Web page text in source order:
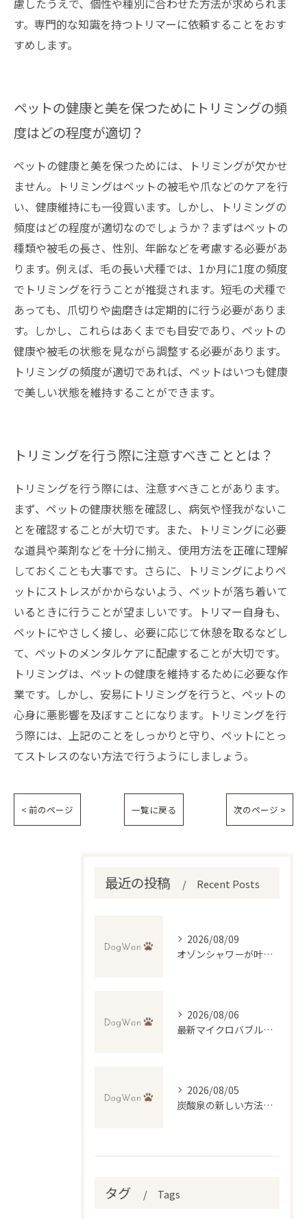
慮したうえで、個性や種別に合わせた方法が求められま
す。専門的な知識を持つトリマーに依頼することをおす
すめします。
ペットの健康と美を保つためにトリミングの頻
度はどの程度が適切？
ペットの健康と美を保つためには、トリミングが欠かせ
ません。トリミングはペットの被毛や爪などのケアを行
い、健康維持にも一役買います。しかし、トリミングの
頻度はどの程度が適切なのでしょうか？まずはペットの
種類や被毛の長さ、性別、年齢などを考慮する必要があ
ります。例えば、毛の長い犬種では、1か月に1度の頻度
でトリミングを行うことが推奨されます。短毛の犬種で
あっても、爪切りや歯磨きは定期的に行う必要がありま
す。しかし、これらはあくまでも目安であり、ペットの
健康や被毛の状態を見ながら調整する必要があります。
トリミングの頻度が適切であれば、ペットはいつも健康
で美しい状態を維持することができます。
トリミングを行う際に注意すべきこととは？
トリミングを行う際には、注意すべきことがあります。
まず、ペットの健康状態を確認し、病気や怪我がないこ
とを確認することが大切です。また、トリミングに必要
な道具や薬剤などを十分に揃え、使用方法を正確に理解
しておくことも大事です。さらに、トリミングによりペ
ットにストレスがかからないよう、ペットが落ち着いて
いるときに行うことが望ましいです。トリマー自身も、
ペットにやさしく接し、必要に応じて休憩を取るなどし
て、ペットのメンタルケアに配慮することが大切です。
トリミングは、ペットの健康を維持するために必要な作
業です。しかし、安易にトリミングを行うと、ペットの
心身に悪影響を及ぼすことになります。トリミングを行
う際には、上記のことをしっかりと守り、ペットにとっ
てストレスのない方法で行うようにしましょう。
< 前のページ 一覧に戻る 次のページ >
最近の投稿 Recent Posts
2026/08/09
オゾンシャワーが叶える犬の毛穴ケアと消臭効果
2026/08/06
最新マイクロバブル技術で理想のふわふわ仕上げを実現するトリミング法
2026/08/05
炭酸泉の新しい方法で自宅再現と効果・デメリットを徹底比較
タグ Tags